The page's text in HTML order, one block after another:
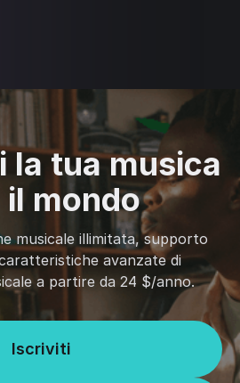
la tua musica
mondo
musicale illimitata, supporto
avanzate di
a partire da 24 $/anno.
Iscriviti